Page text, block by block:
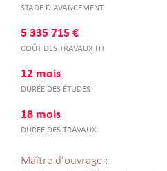
STADE D'AVANCEMENT
5 335 715 €
COÛT DES TRAVAUX HT
12 mois
DURÉE DES ÉTUDES
18 mois
DURÉE DES TRAVAUX
Maître d'ouvrage :